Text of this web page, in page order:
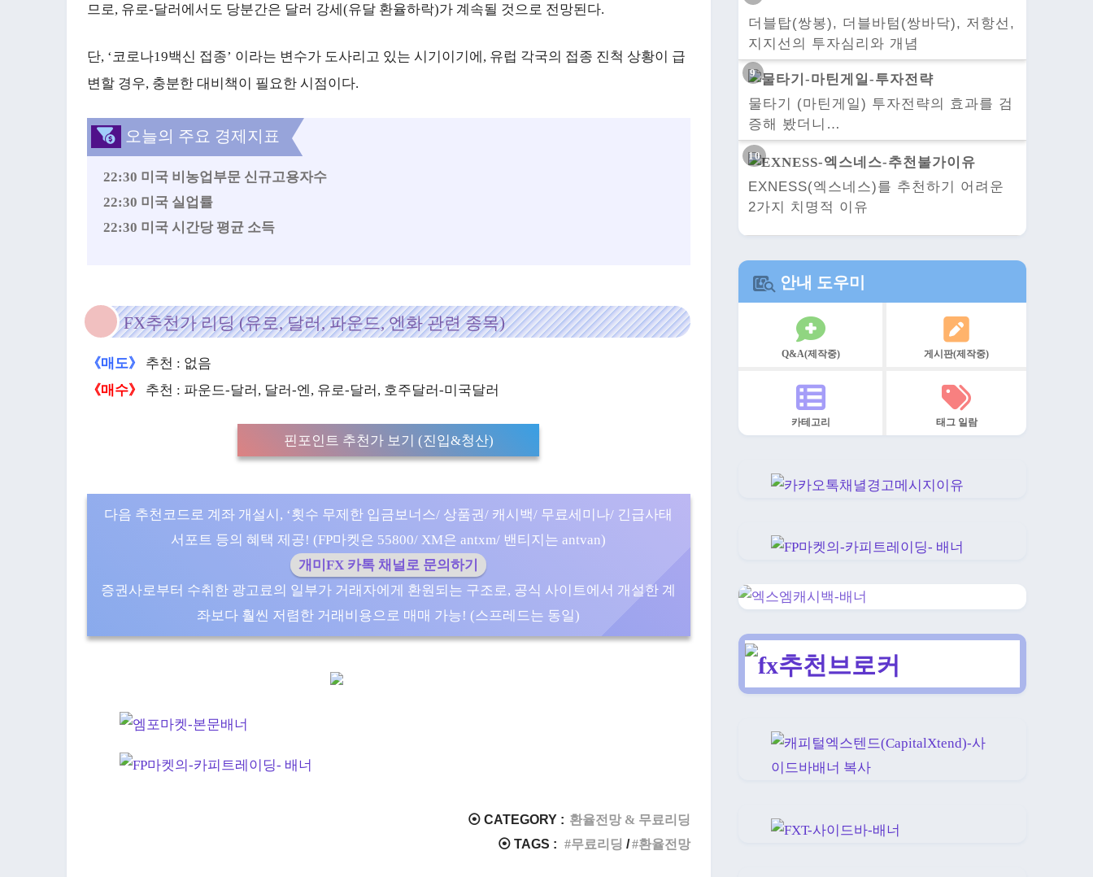
므로, 유로-달러에서도 당분간은 달러 강세(유달 환율하락)가 계속될 것으로 전망된다.
단, ‘코로나19백신 접종’ 이라는 변수가 도사리고 있는 시기이기에, 유럽 각국의 접종 진척 상황이 급
변할 경우, 충분한 대비책이 필요한 시점이다.
오늘의 주요 경제지표
22:30 미국 비농업부문 신규고용자수
22:30 미국 실업률
22:30 미국 시간당 평균 소득
FX추천가 리딩 (유로, 달러, 파운드, 엔화 관련 종목)
《매도》
추천 : 없음
《매수》
추천 : 파운드-달러, 달러-엔, 유로-달러, 호주달러-미국달러
핀포인트 추천가 보기 (진입&청산)
다음 추천코드로 계좌 개설시, ‘횟수 무제한 입금보너스/ 상품권/ 캐시백/ 무료세미나/ 긴급사태
서포트 등의 혜택 제공! (FP마켓은 55800/ XM은 antxm/ 밴티지는 antvan)
개미FX 카톡 채널로 문의하기
증권사로부터 수취한 광고료의 일부가 거래자에게 환원되는 구조로, 공식 사이트에서 개설한 계
좌보다 훨씬 저렴한 거래비용으로 매매 가능! (스프레드는 동일)
⦿ CATEGORY : 환율전망 & 무료리딩
⦿ TAGS :
무료리딩 환율전망
더블탑(쌍봉), 더블바텀(쌍바닥), 저항선,
지지선의 투자심리와 개념
물타기 (마틴게일) 투자전략의 효과를 검
증해 봤더니…
EXNESS(엑스네스)를 추천하기 어려운
2가지 치명적 이유
안내 도우미
Q&A(제작중) 게시판(제작중)
카테고리 태그 일람